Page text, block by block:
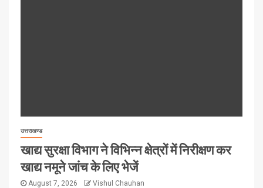
उत्तराखण्ड
खाद्य सुरक्षा विभाग ने विभिन्न क्षेत्रों में निरीक्षण कर
खाद्य नमूने जांच के लिए भेजें
August 7, 2026 Vishul Chauhan